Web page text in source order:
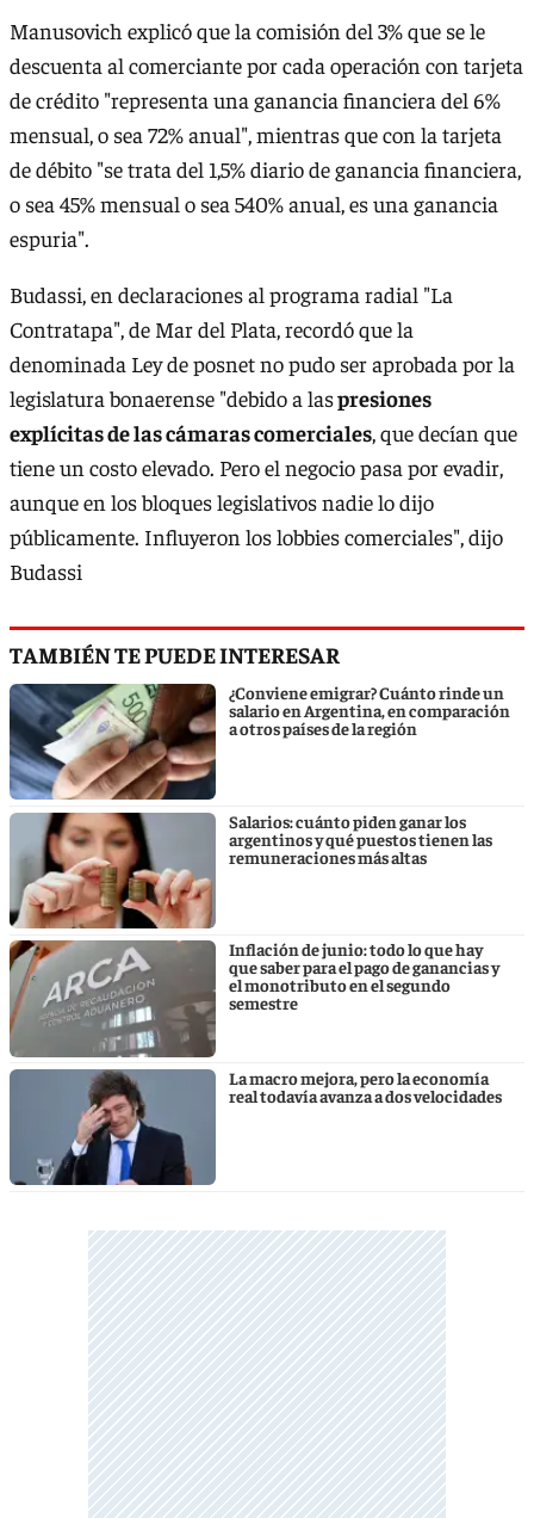
Manusovich explicó que la comisión del 3% que se le
descuenta al comerciante por cada operación con tarjeta
de crédito "representa una ganancia financiera del 6%
mensual, o sea 72% anual", mientras que con la tarjeta
de débito "se trata del 1,5% diario de ganancia financiera,
o sea 45% mensual o sea 540% anual, es una ganancia
espuria".
Budassi, en declaraciones al programa radial "La
Contratapa", de Mar del Plata, recordó que la
denominada Ley de posnet no pudo ser aprobada por la
legislatura bonaerense "debido a laspresiones
explícitas de las cámaras comerciales, que decían que
tiene un costo elevado. Pero el negocio pasa por evadir,
aunque en los bloques legislativos nadie lo dijo
públicamente. Influyeron los lobbies comerciales", dijo
Budassi
TAMBIÉN TE PUEDE INTERESAR
¿Conviene emigrar? Cuánto rinde un
salario en Argentina, en comparación
a otros países de la región
Salarios: cuánto piden ganar los
argentinos y qué puestos tienen las
remuneraciones más altas
Inflación de junio: todo lo que hay
que saber para el pago de ganancias y
el monotributo en el segundo
semestre
La macro mejora, pero la economía
real todavía avanza a dos velocidades